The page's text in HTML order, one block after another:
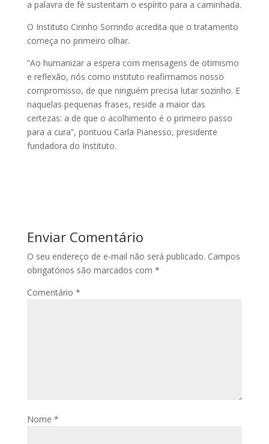
a palavra de fé sustentam o espírito para a caminhada.
O Instituto Cirinho Sorrindo acredita que o tratamento
começa no primeiro olhar.
“Ao humanizar a espera com mensagens de otimismo
e reflexão, nós como instituto reafirmamos nosso
compromisso, de que ninguém precisa lutar sozinho. E
naquelas pequenas frases, reside a maior das
certezas: a de que o acolhimento é o primeiro passo
para a cura”, pontuou Carla Pianesso, presidente
fundadora do Instituto.
Enviar Comentário
O seu endereço de e-mail não será publicado. Campos
obrigatórios são marcados com *
Comentário *
Nome *